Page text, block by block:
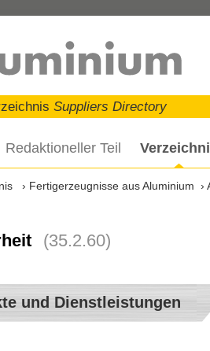
Suppliers Directory
Redaktioneller Teil
Fertigerzeugnisse aus Aluminium
(35.2.60)
und Dienstleistungen